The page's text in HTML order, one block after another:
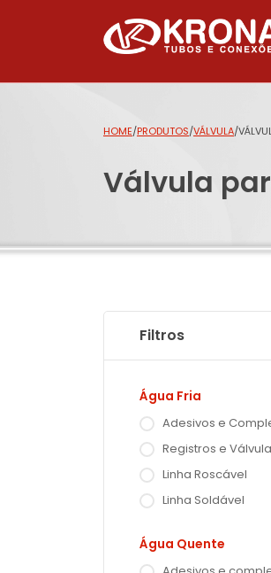
HOME/PRODUTOS/VÁLVULA/
Válvula
Filtros
Água Fria
Adesivos e
Registros e
Linha Roscável
Linha Soldável
Água Quente